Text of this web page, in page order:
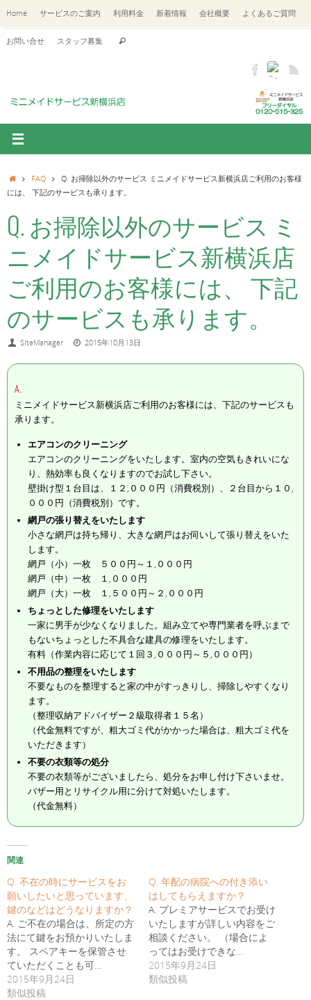
Home サービスのご案内 利用料金 新着情報 会社概要 よくあるご質問
お問い合せ スタッフ募集
FAQ
Q. お掃除以外のサービス ミニメイドサービス新横浜店ご利用のお客様
には、 下記のサービスも承ります。
Q. お掃除以外のサービス ミ
ニメイドサービス新横浜店
ご利用のお客様には、 下記
のサービスも承ります。
SIteManager 2015年10月13日
A.
ミニメイドサービス新横浜店ご利用のお客様には、下記のサービスも
承ります。
エアコンのクリーニング
エアコンのクリーニングをいたします。室内の空気もきれいにな
り、熱効率も良くなりますのでお試し下さい。
壁掛け型１台目は、１２,０００円（消費税別）、２台目から１０,
０００円（消費税別）です。
網戸の張り替えをいたします
小さな網戸は持ち帰り、大きな網戸はお伺いして張り替えをいた
します。
網戸（小）一枚 ５００円～１,０００円
網戸（中）一枚 １,０００円
網戸（大）一枚 １,５００円～２,０００円
ちょっとした修理をいたします
一家に男手が少なくなりました。組み立てや専門業者を呼ぶまで
もないちょっとした不具合な建具の修理をいたします。
有料（作業内容に応じて１回３,０００円～５,０００円）
不用品の整理をいたします
不要なものを整理すると家の中がすっきりし、掃除しやすくなり
ます。
（整理収納アドバイザー２級取得者１５名）
（代金無料ですが、粗大ゴミ代がかかった場合は、粗大ゴミ代を
いただきます）
不要の衣類等の処分
不要の衣類等がございましたら、処分をお申し付け下さいませ。
バザー用とリサイクル用に分けて対処いたします。
（代金無料）
関連
Q. 不在の時にサービスをお
願いしたいと思っています、
鍵のなどはどうなりますか？
A. ご不在の場合は、所定の方
法にて鍵をお預かりいたしま
す。 スペアキーを保管させ
ていただくことも可…
2015年9月24日
類似投稿
Q. 年配の病院への付き添い
はしてもらえますか？
A. プレミアサービスでお受け
いたしますが詳しい内容をご
相談ください。 （場合によ
ってはお受けできな…
2015年9月24日
類似投稿